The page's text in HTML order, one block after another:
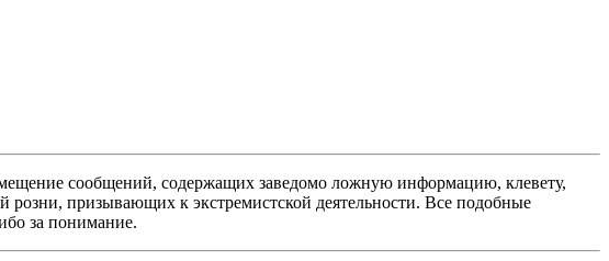
сообщений, содержащих заведомо ложную информацию, клевету,
призывающих к экстремистской деятельности. Все подобные
за понимание.